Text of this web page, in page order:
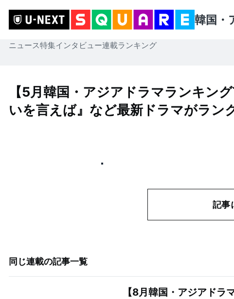
韓国・
ニュース特集インタビュー連載ランキング
【5月韓国・アジアドラマランキン
いを言えば』など最新ドラマがラン
記事
同じ連載の記事一覧
【8月韓国・アジアド